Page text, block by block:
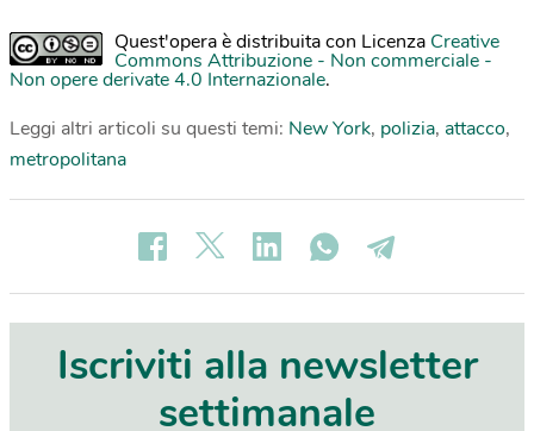
Quest'opera è distribuita con Licenza Creative
Commons Attribuzione - Non commerciale -
Non opere derivate 4.0 Internazionale.
Leggi altri articoli su questi temi: New York, polizia, attacco,
metropolitana
Iscriviti alla newsletter
settimanale